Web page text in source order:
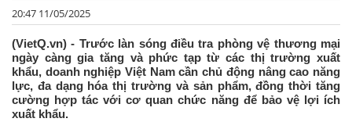
20:47 11/05/2025
(VietQ.vn) - Trước làn sóng điều tra phòng vệ thương mại
ngày càng gia tăng và phức tạp từ các thị trường xuất
khẩu, doanh nghiệp Việt Nam cần chủ động nâng cao năng
lực, đa dạng hóa thị trường và sản phẩm, đồng thời tăng
cường hợp tác với cơ quan chức năng để bảo vệ lợi ích
xuất khẩu.